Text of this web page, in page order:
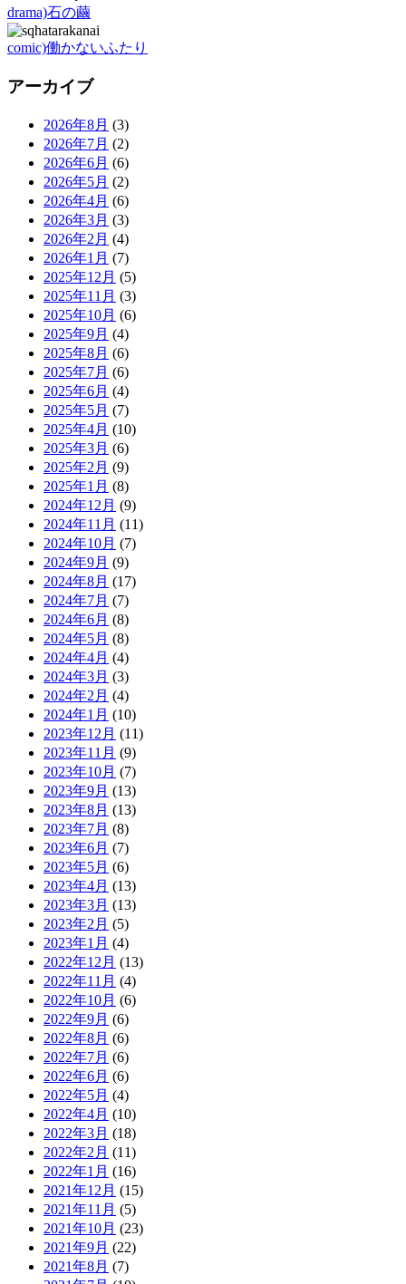
drama)石の繭
comic)働かないふたり
アーカイブ
2026年8月 (3)
2026年7月 (2)
2026年6月 (6)
2026年5月 (2)
2026年4月 (6)
2026年3月 (3)
2026年2月 (4)
2026年1月 (7)
2025年12月 (5)
2025年11月 (3)
2025年10月 (6)
2025年9月 (4)
2025年8月 (6)
2025年7月 (6)
2025年6月 (4)
2025年5月 (7)
2025年4月 (10)
2025年3月 (6)
2025年2月 (9)
2025年1月 (8)
2024年12月 (9)
2024年11月 (11)
2024年10月 (7)
2024年9月 (9)
2024年8月 (17)
2024年7月 (7)
2024年6月 (8)
2024年5月 (8)
2024年4月 (4)
2024年3月 (3)
2024年2月 (4)
2024年1月 (10)
2023年12月 (11)
2023年11月 (9)
2023年10月 (7)
2023年9月 (13)
2023年8月 (13)
2023年7月 (8)
2023年6月 (7)
2023年5月 (6)
2023年4月 (13)
2023年3月 (13)
2023年2月 (5)
2023年1月 (4)
2022年12月 (13)
2022年11月 (4)
2022年10月 (6)
2022年9月 (6)
2022年8月 (6)
2022年7月 (6)
2022年6月 (6)
2022年5月 (4)
2022年4月 (10)
2022年3月 (18)
2022年2月 (11)
2022年1月 (16)
2021年12月 (15)
2021年11月 (5)
2021年10月 (23)
2021年9月 (22)
2021年8月 (7)